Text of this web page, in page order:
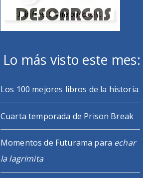
Lo más visto este mes:
Los 100 mejores libros de la historia
Cuarta temporada de Prison Break
Momentos de Futurama para echar
la lagrimita